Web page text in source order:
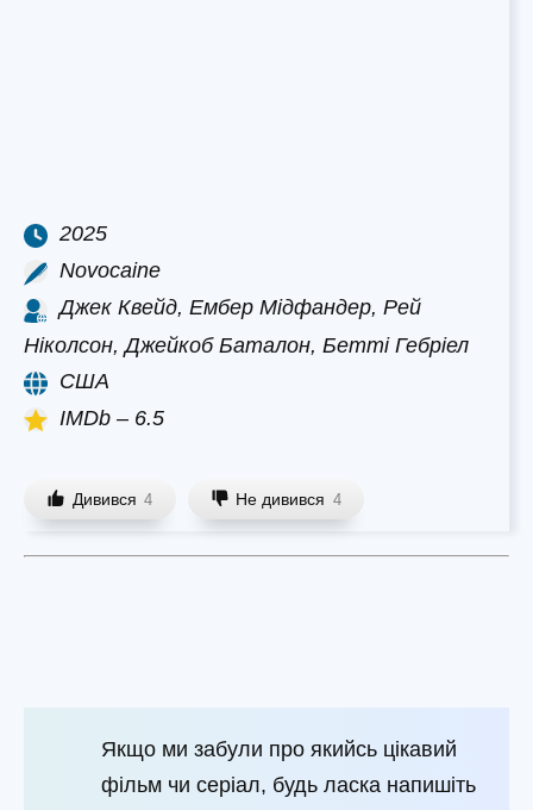
2025
Novocaine
Джек Квейд, Ембер Мідфандер, Рей
Ніколсон, Джейкоб Баталон, Бетті Гебріел
США
IMDb – 6.5
Дивився 4 Не дивився 4
Якщо ми забули про якийсь цікавий
фільм чи серіал, будь ласка напишіть